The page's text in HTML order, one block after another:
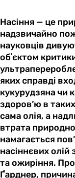
Насіння — це
надзвичайно
науковців
обʼєктом
яких справді
кукурудзяна чи
здоров’ю в
сама олія, а
втрата
намагається
насіннєвих олій
та ожиріння.
Ґарднер,